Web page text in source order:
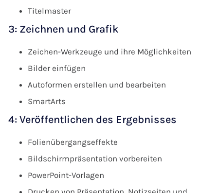
Titelmaster
3: Zeichnen und Grafik
Zeichen-Werkzeuge und ihre Möglichkeiten
Bilder einfügen
Autoformen erstellen und bearbeiten
SmartArts
4: Veröffentlichen des Ergebnisses
Folienübergangseffekte
Bildschirmpräsentation vorbereiten
PowerPoint-Vorlagen